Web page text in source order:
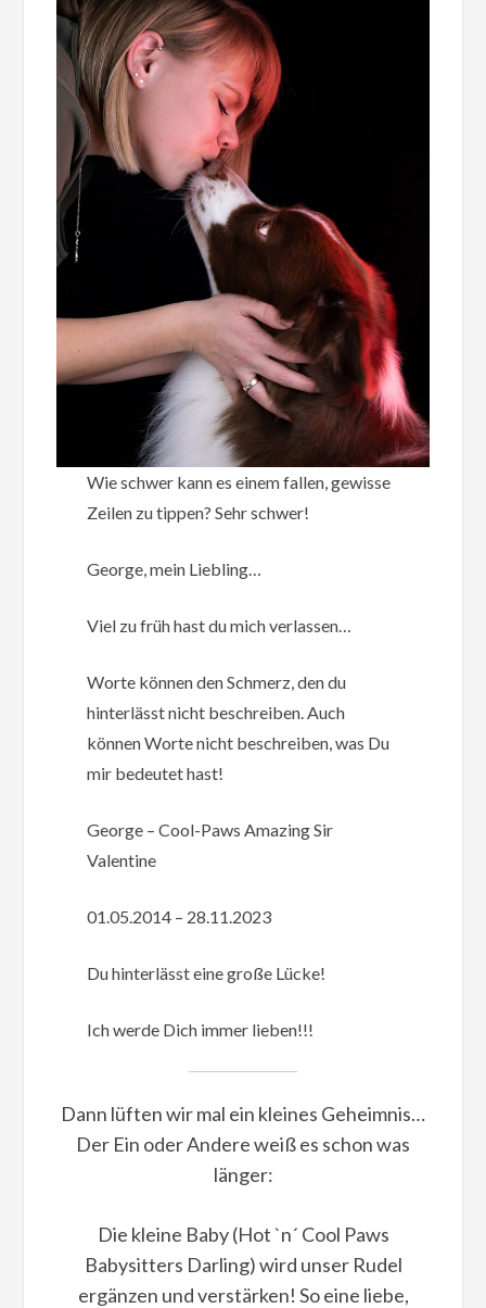
Wie schwer kann es einem fallen, gewisse
Zeilen zu tippen? Sehr schwer!
George, mein Liebling…
Viel zu früh hast du mich verlassen…
Worte können den Schmerz, den du
hinterlässt nicht beschreiben. Auch
können Worte nicht beschreiben, was Du
mir bedeutet hast!
George – Cool-Paws Amazing Sir
Valentine
01.05.2014 – 28.11.2023
Du hinterlässt eine große Lücke!
Ich werde Dich immer lieben!!!
Dann lüften wir mal ein kleines Geheimnis…
Der Ein oder Andere weiß es schon was
länger:
Die kleine Baby (Hot `n´ Cool Paws
Babysitters Darling) wird unser Rudel
ergänzen und verstärken! So eine liebe,